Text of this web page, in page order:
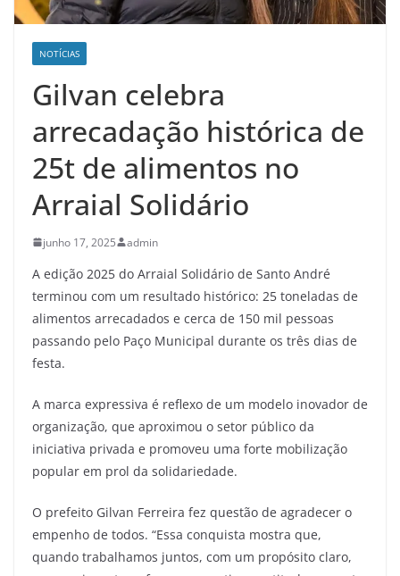
NOTÍCIAS
Gilvan celebra
arrecadação histórica de
25t de alimentos no
Arraial Solidário
junho 17, 2025 admin
A edição 2025 do Arraial Solidário de Santo André
terminou com um resultado histórico: 25 toneladas de
alimentos arrecadados e cerca de 150 mil pessoas
passando pelo Paço Municipal durante os três dias de
festa.
A marca expressiva é reflexo de um modelo inovador de
organização, que aproximou o setor público da
iniciativa privada e promoveu uma forte mobilização
popular em prol da solidariedade.
O prefeito Gilvan Ferreira fez questão de agradecer o
empenho de todos. “Essa conquista mostra que,
quando trabalhamos juntos, com um propósito claro,